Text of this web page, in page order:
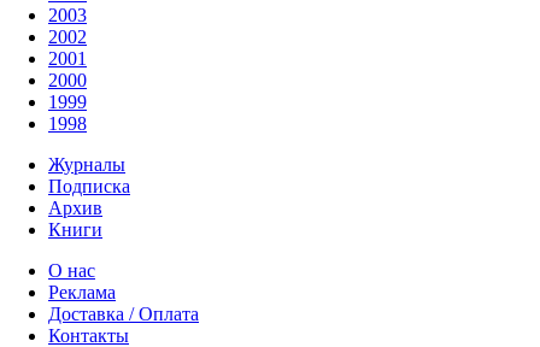
2003
2002
2001
2000
1999
1998
Журналы
Подписка
Архив
Книги
О нас
Реклама
Доставка / Оплата
Контакты